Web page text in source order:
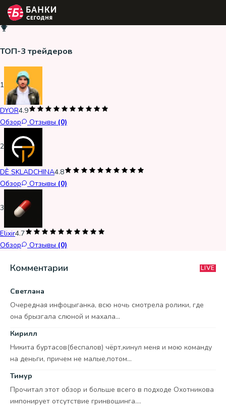
ТОП-3 трейдеров
1
DYOR4.9
Обзор
Отзывы (0)
2
DÈ SKLADCHINA4.8
Обзор
Отзывы (0)
3
Elixir4.7
Обзор
Отзывы (0)
Комментарии LIVE
Светлана
Очередная инфоцыганка, всю ночь смотрела ролики, где
она брызгала слюной и махала...
Кирилл
Никита буртасов(беспалов) чёрт,кинул меня и мою команду
на деньги, причем не малые,потом...
Тимур
Прочитал этот обзор и больше всего в подходе Охотникова
импонирует отсутствие гринвошинга....